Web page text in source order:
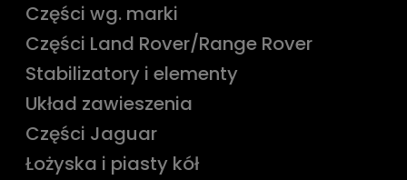
Części wg. marki
Części Land Rover/Range Rover
Stabilizatory i elementy
Układ zawieszenia
Części Jaguar
Łożyska i piasty kół